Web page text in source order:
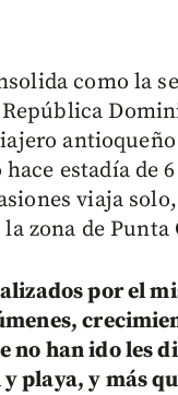
como la
estadía de
viaja
zona de Punta
por el
no han ido les
playa, y más